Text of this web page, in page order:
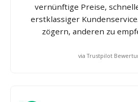
vernünftige Preise,
erstklassiger
zögern, anderen zu
via Trustpilot